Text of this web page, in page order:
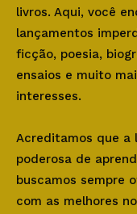
livros. Aqui, você
lançamentos
ficção, poesia,
ensaios e muito
interesses.
Acreditamos que
poderosa de
buscamos sempre
com as melhores